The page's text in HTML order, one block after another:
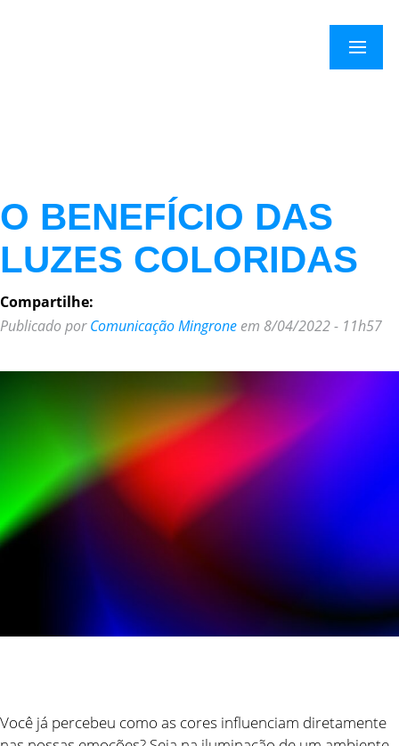
Menu
O BENEFÍCIO DAS
LUZES COLORIDAS
Compartilhe:
Publicado porComunicação Mingrone em 8/04/2022 - 11h57
Você já percebeu como as cores influenciam diretamente